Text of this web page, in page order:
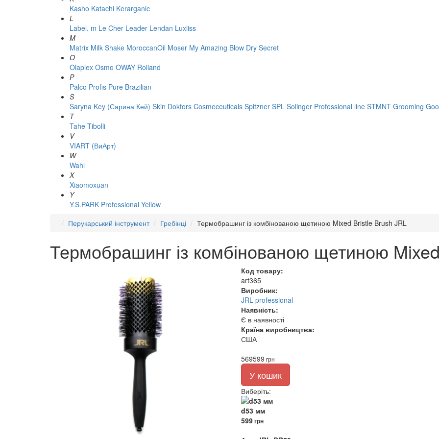
Kasho Katachi Kerarganic
L
Label. m Le Cher Leader Lendan Luxliss
M
Matrix Milk Shake MoroccanOil Moser My Amazing Blow Dry Secret
O
Olaplex Osmo OWAY Rolland
P
Palco Profis Pure Brazilian
S
Saryna Key (Сарина Кей) Skin Doktors Cosmeceuticals Spitzner SPL Solinger Professional line STMNT Grooming
T
Tahe Tibolli
V
VIART (ВиАрт)
W
Wahl
X
Xiaomoxuan
Y
Y.S.PARK Professional Yellow
Перукарський інструмент
Гребінці Термобрашинг із комбінованою щетиною Mixed Bristle Brush JRL
Термобрашинг із комбінованою щетиною
Код товару:
art365
Виробник:
JRL professional
Наявність:
Є в наявності
Країна виробництва:
США
569599 грн
У кошик
Виберіть:
d53 мм
599грн